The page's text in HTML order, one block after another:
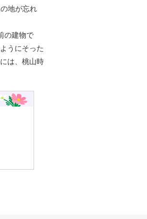
地が忘れ
の建物で
うにそった
は、桃山時